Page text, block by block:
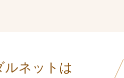
ルネットは